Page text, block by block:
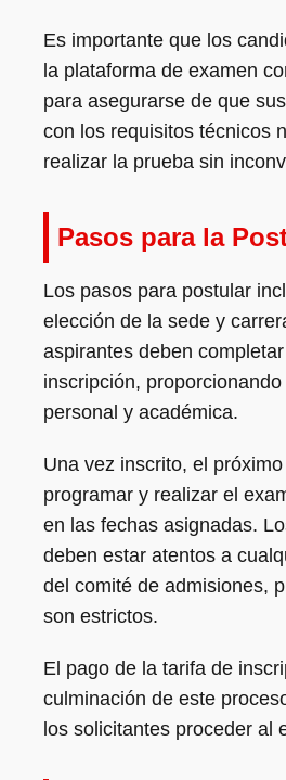
Es importante que los
la plataforma de examen
para asegurarse de que
con los requisitos técnicos
realizar la prueba sin
Pasos para la
Los pasos para postular
elección de la sede y
aspirantes deben
inscripción,
personal y académica.
Una vez inscrito, el
programar y realizar el
en las fechas asignadas.
deben estar atentos a
del comité de admisiones,
son estrictos.
El pago de la tarifa de
culminación de este
los solicitantes proceder al